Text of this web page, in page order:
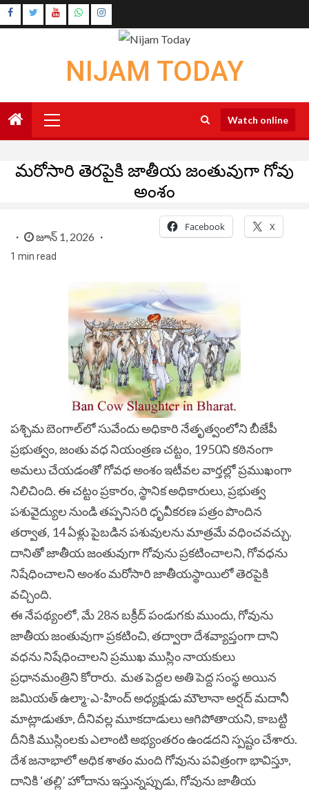
Skip
to
Instagram
NIJAM TODAY
Menu
Watch online
మరోసారి తెరపైకి జాతీయ జంతువుగా గోవు
అంశం
జూన్ 1, 2026
1 min read
Facebook X
పశ్చిమ బెంగాల్‌లో సువేందు అధికారి నేతృత్వంలోని బీజేపీ
ప్రభుత్వం, జంతు వధ నియంత్రణ చట్టం, 1950ని కఠినంగా
అమలు చేయడంతో గోవధ అంశం ఇటీవల వార్తల్లో ప్రముఖంగా
నిలిచింది. ఈ చట్టం ప్రకారం, స్థానిక అధికారులు, ప్రభుత్వ
పశువైద్యుల నుండి తప్పనిసరి ధృవీకరణ పత్రం పొందిన
తర్వాత, 14 ఏళ్లు పైబడిన పశువులను మాత్రమే వధించవచ్చు.
దానితో జాతీయ జంతువుగా గోవును ప్రకటించాలని, గోవధను
నిషేధించాలని అంశం మరోసారి జాతీయస్థాయిలో తెరపైకి
వచ్చింది.
ఈ నేపథ్యంలో, మే 28న బక్రీద్ పండుగకు ముందు, గోవును
జాతీయ జంతువుగా ప్రకటించి, తద్వారా దేశవ్యాప్తంగా దాని
వధను నిషేధించాలని ప్రముఖ ముస్లిం నాయకులు
ప్రధానమంత్రిని కోరారు. మత పెద్దల అతి పెద్ద సంస్థ అయిన
జమియత్ ఉల్మా-ఎ-హింద్ అధ్యక్షుడు మౌలానా అర్షద్ మదానీ
మాట్లాడుతూ, దీనివల్ల మూకదాడులు ఆగిపోతాయని, కాబట్టి
దీనికి ముస్లింలకు ఎలాంటి అభ్యంతరం ఉండదని స్పష్టం చేశారు.
దేశ జనాభాలో అధిక శాతం మంది గోవును పవిత్రంగా భావిస్తూ,
దానికి ‘తల్లి’ హోదాను ఇస్తున్నప్పుడు, గోవును జాతీయ